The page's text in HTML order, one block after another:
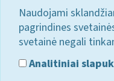
Naudojami
pagrindines
svetainė negali
Analitiniai